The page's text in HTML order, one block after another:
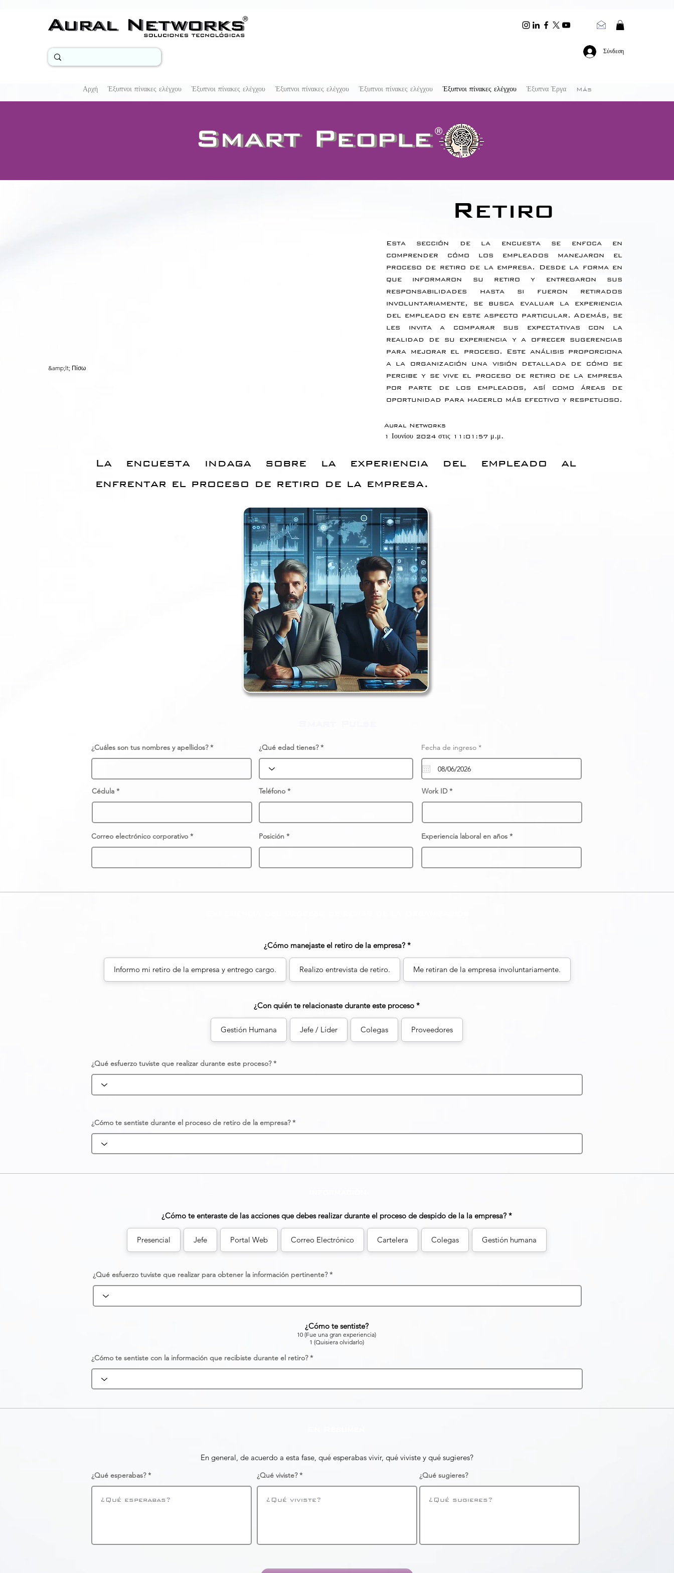
Σύνδεση
Αρχή Έξυπνοι πίνακες ελέγχου Έξυπνοι πίνακες ελέγχου Έξυπνοι πίνακες ελέγχου Έξυπνοι πίνακες ελέγχου Έξυπνοι πίνακες ελέγχου Έξυπνα Έργα Más
&amp;lt; Πίσω
Retiro
Esta sección de la encuesta se enfoca en
comprender cómo los empleados manejaron el
proceso de retiro de la empresa. Desde la forma en
que informaron su retiro y entregaron sus
responsabilidades hasta si fueron retirados
involuntariamente, se busca evaluar la experiencia
del empleado en este aspecto particular. Además, se
les invita a comparar sus expectativas con la
realidad de su experiencia y a ofrecer sugerencias
para mejorar el proceso. Este análisis proporciona
a la organización una visión detallada de cómo se
percibe y se vive el proceso de retiro de la empresa
por parte de los empleados, así como áreas de
oportunidad para hacerlo más efectivo y respetuoso.
Aural Networks
1 Ιουνίου 2024 στις 11:01:57 μ.μ.
La encuesta indaga sobre la experiencia del empleado al
enfrentar el proceso de retiro de la empresa.
¿Cuáles son tus nombres y apellidos? ¿Qué edad tienes? Fecha de ingreso *r
q
r
Cédula Teléfono Work ID
Correo electrónico corporativo Posición Experiencia laboral en años
¿Cómo manejaste el retiro de la empresa?
Informo mi retiro de la empresa y entrego cargo. Realizo entrevista de retiro. Me retiran de la empresa involuntariamente.
¿Con quién te relacionaste durante este proceso
Gestión Humana Jefe / Líder Colegas Proveedores
¿Qué esfuerzo tuviste que realizar durante este proceso?
¿Cómo te sentiste durante el proceso de retiro de la empresa?
¿Cómo te enteraste de las acciones que debes realizar durante el proceso de despido de la la empresa?
Presencial Jefe Portal Web Correo Electrónico Cartelera Colegas Gestión humana
¿Qué esfuerzo tuviste que realizar para obtener la información pertinente?
¿Cómo te sentiste?
10 (Fue una gran experiencia)
1 (Quisiera olvidarlo)
¿Cómo te sentiste con la información que recibiste durante el retiro?
En general, de acuerdo a esta fase, qué esperabas vivir, qué viviste y qué sugieres?
¿Qué esperabas? ¿Qué viviste? ¿Qué sugieres?